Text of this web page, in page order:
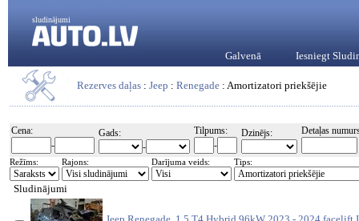
sludinājumi
Galvenā Iesniegt
Rezerves daļas : Jeep : Renegade : Amortizatori priekšējie
Cena:
-
Gads:
-
Tilpums:
-
Dzinējs: Detaļas
Režīms: Rajons: Darījuma veids: Tips:
Sludinājumi